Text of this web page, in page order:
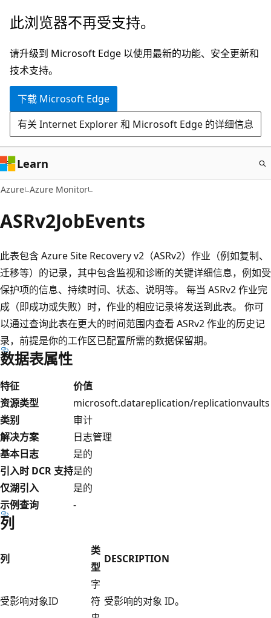
跳
主
要
内
此浏览器不再受支持。
请升级到 Microsoft Edge 以使用最新的功能、安全更新和
技术支持。
下载 Microsoft Edge
有关 Internet Explorer 和 Microsoft Edge 的详细信息
Learn
Azure Azure Monitor
ASRv2JobEvents
此表包含 Azure Site Recovery v2（ASRv2）作业（例如复制、
迁移等）的记录，其中包含监视和诊断的关键详细信息，例如受
保护项的信息、持续时间、状态、说明等。 每当 ASRv2 作业完
成（即成功或失败）时，作业的相应记录将发送到此表。 你可
以通过查询此表在更大的时间范围内查看 ASRv2 作业的历史记
录，前提是你的工作区已配置所需的数据保留期。
数据表属性
特征
价值
资源类型
microsoft.datareplication/replicationvaults
类别
审计
解决方案
日志管理
基本日志
是的
引入时 DCR 支持是的
仅湖引入
是的
示例查询
-
列
列
类
型
DESCRIPTION
受影响对象ID
字
符 受影响的对象 ID。